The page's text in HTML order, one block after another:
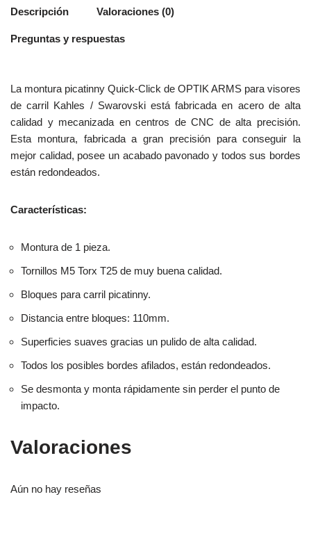
Descripción Valoraciones (0)
Preguntas y respuestas
La montura picatinny Quick-Click de OPTIK ARMS para visores
de carril Kahles / Swarovski está fabricada en acero de alta
calidad y mecanizada en centros de CNC de alta precisión.
Esta montura, fabricada a gran precisión para conseguir la
mejor calidad, posee un acabado pavonado y todos sus bordes
están redondeados.
Características:
Montura de 1 pieza.
Tornillos M5 Torx T25 de muy buena calidad.
Bloques para carril picatinny.
Distancia entre bloques: 110mm.
Superficies suaves gracias un pulido de alta calidad.
Todos los posibles bordes afilados, están redondeados.
Se desmonta y monta rápidamente sin perder el punto de
impacto.
Valoraciones
Aún no hay reseñas